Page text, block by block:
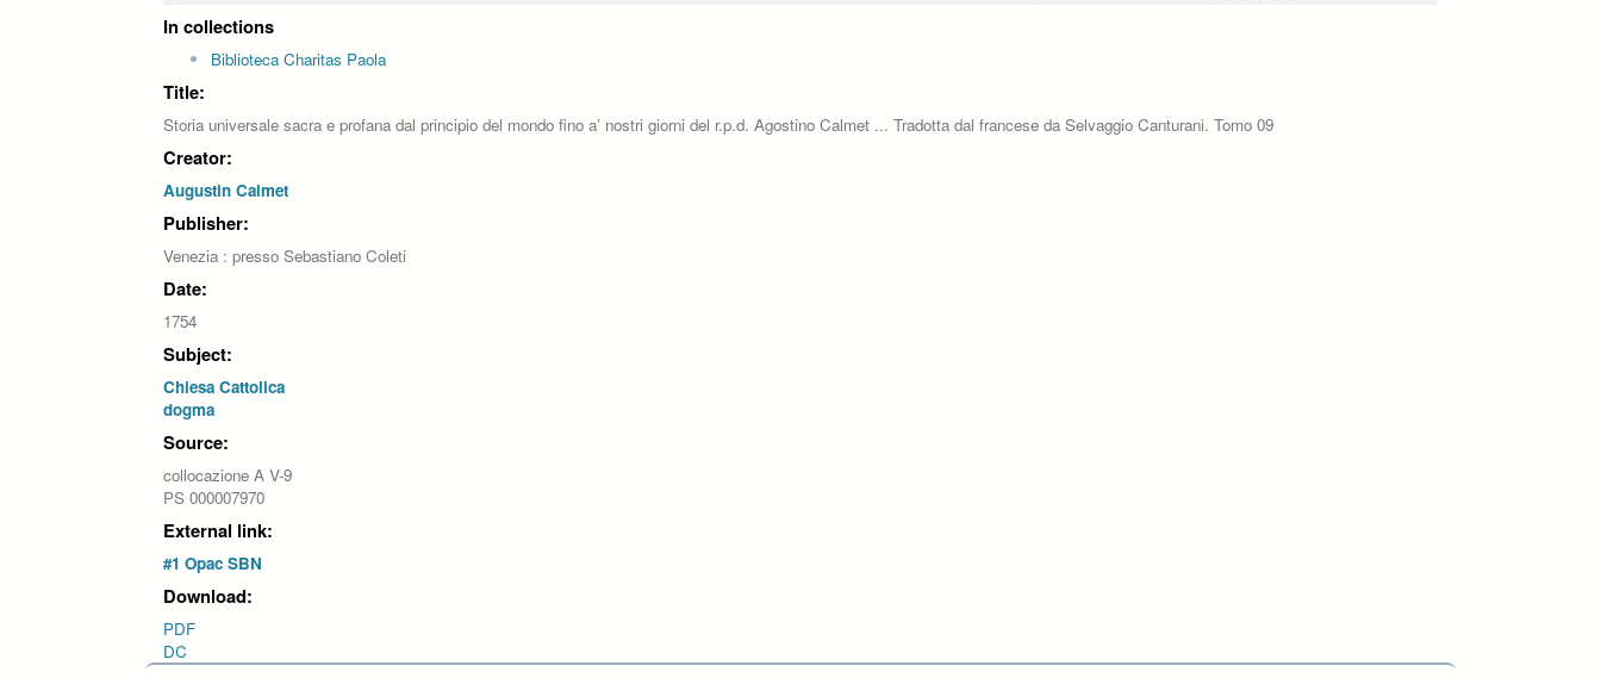
In collections
Biblioteca Charitas Paola
Title:
Storia universale sacra e profana dal principio del mondo fino a’ nostri giorni del r.p.d. Agostino Calmet ... Tradotta dal francese da Selvaggio Canturani. Tomo 09
Creator:
Augustin Calmet
Publisher:
Venezia : presso Sebastiano Coleti
Date:
1754
Subject:
Chiesa Cattolica
dogma
Source:
collocazione A V-9
PS 000007970
External link:
#1 Opac SBN
Download:
PDF
DC